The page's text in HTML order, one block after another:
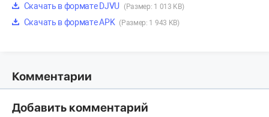
Скачать в формате DJVU (Размер: 1 013 KB)
Скачать в формате APK (Размер: 1 943 KB)
Комментарии
Добавить комментарий